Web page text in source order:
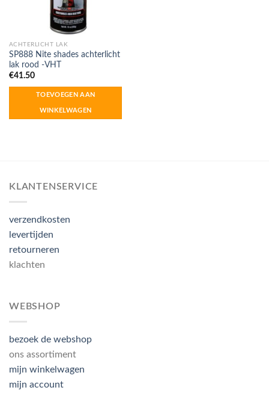
ACHTERLICHT LAK
SP888 Nite shades achterlicht
lak rood -VHT
€41.50
TOEVOEGEN AAN
WINKELWAGEN
KLANTENSERVICE
verzendkosten
levertijden
retourneren
klachten
WEBSHOP
bezoek de webshop
ons assortiment
mijn winkelwagen
mijn account